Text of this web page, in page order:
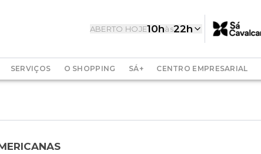
ABERTO HOJE10hàs22h
SERVIÇOS O SHOPPING SÁ+ CENTRO EMPRESARIAL